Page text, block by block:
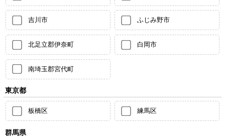
吉川市 ふじみ野市
北足立郡伊奈町 白岡市
南埼玉郡宮代町
東京都
板橋区 練馬区
群馬県